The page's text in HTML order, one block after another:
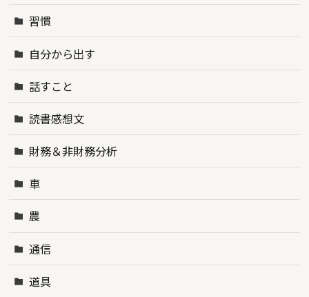
習慣
自分から出す
話すこと
読書感想文
財務＆非財務分析
車
農
通信
道具